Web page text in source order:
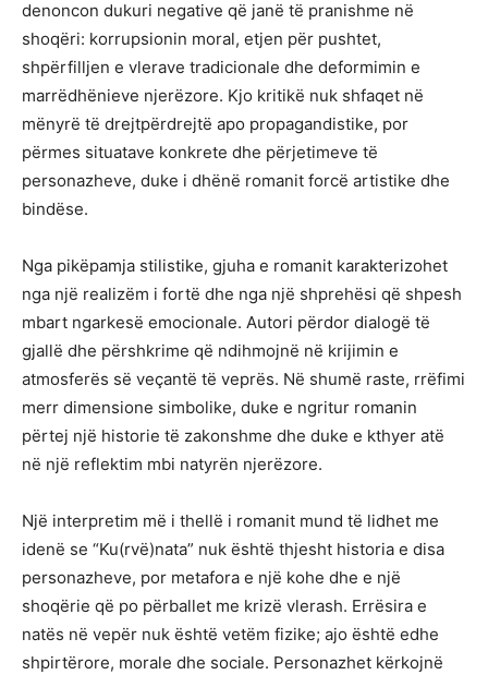
denoncon dukuri negative që janë të pranishme në
shoqëri: korrupsionin moral, etjen për pushtet,
shpërfilljen e vlerave tradicionale dhe deformimin e
marrëdhënieve njerëzore. Kjo kritikë nuk shfaqet në
mënyrë të drejtpërdrejtë apo propagandistike, por
përmes situatave konkrete dhe përjetimeve të
personazheve, duke i dhënë romanit forcë artistike dhe
bindëse.
Nga pikëpamja stilistike, gjuha e romanit karakterizohet
nga një realizëm i fortë dhe nga një shprehësi që shpesh
mbart ngarkesë emocionale. Autori përdor dialogë të
gjallë dhe përshkrime që ndihmojnë në krijimin e
atmosferës së veçantë të veprës. Në shumë raste, rrëfimi
merr dimensione simbolike, duke e ngritur romanin
përtej një historie të zakonshme dhe duke e kthyer atë
në një reflektim mbi natyrën njerëzore.
Një interpretim më i thellë i romanit mund të lidhet me
idenë se “Ku(rvë)nata” nuk është thjesht historia e disa
personazheve, por metafora e një kohe dhe e një
shoqërie që po përballet me krizë vlerash. Errësira e
natës në vepër nuk është vetëm fizike; ajo është edhe
shpirtërore, morale dhe sociale. Personazhet kërkojnë